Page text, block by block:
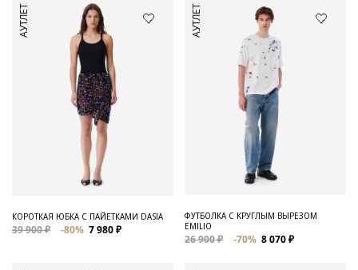
АУТЛЕТ
КОРОТКАЯ ЮБКА С ПАЙЕТКАМИ DASIA
39 900 ₽ -80% 7 980 ₽
АУТЛЕТ
ФУТБОЛКА С КРУГЛЫМ ВЫРЕЗОМ
EMILIO
26 900 ₽ -70% 8 070 ₽